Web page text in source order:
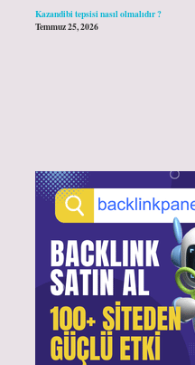
Kazandibi tepsisi nasıl olmalıdır ?
Temmuz 25, 2026